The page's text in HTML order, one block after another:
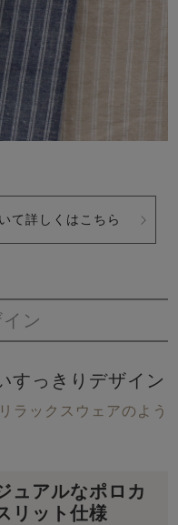
て詳しくはこちら
ン
すっきりデザイン
ラックスウェアのよう
ュアルなポロカ
リット仕様